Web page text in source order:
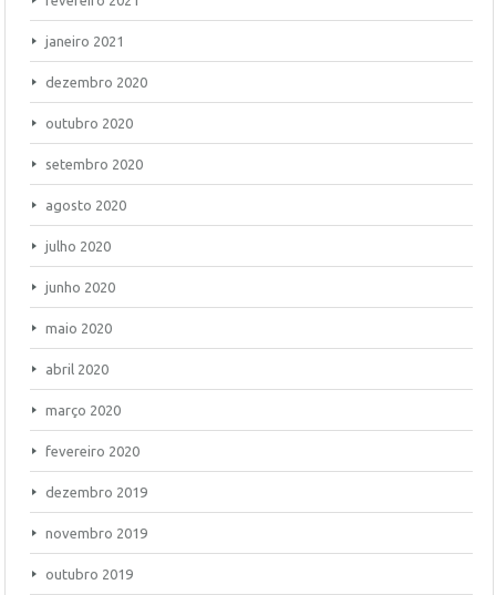
janeiro 2021
dezembro 2020
outubro 2020
setembro 2020
agosto 2020
julho 2020
junho 2020
maio 2020
abril 2020
março 2020
fevereiro 2020
dezembro 2019
novembro 2019
outubro 2019